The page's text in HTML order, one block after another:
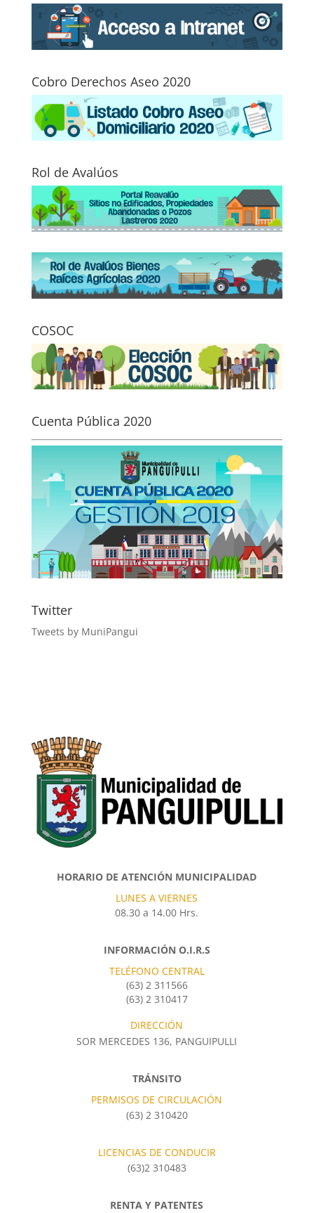
Cobro Derechos Aseo 2020
Rol de Avalúos
COSOC
Cuenta Pública 2020
Twitter
Tweets by MuniPangui
HORARIO DE ATENCIÓN MUNICIPALIDAD
LUNES A VIERNES
08.30 a 14.00 Hrs.
INFORMACIÓN O.I.R.S
TELÉFONO CENTRAL
(63) 2 311566
(63) 2 310417
DIRECCIÓN
SOR MERCEDES 136, PANGUIPULLI
TRÁNSITO
PERMISOS DE CIRCULACIÓN
(63) 2 310420
LICENCIAS DE CONDUCIR
(63)2 310483
RENTA Y PATENTES